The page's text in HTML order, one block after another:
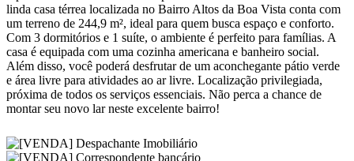
linda casa térrea localizada no Bairro Altos da Boa Vista conta com
um terreno de 244,9 m², ideal para quem busca espaço e conforto.
Com 3 dormitórios e 1 suíte, o ambiente é perfeito para famílias. A
casa é equipada com uma cozinha americana e banheiro social.
Além disso, você poderá desfrutar de um aconchegante pátio verde
e área livre para atividades ao ar livre. Localização privilegiada,
próxima de todos os serviços essenciais. Não perca a chance de
montar seu novo lar neste excelente bairro!